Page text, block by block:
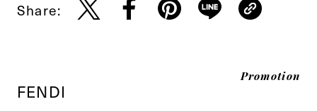
Share:
Promotion
FENDI